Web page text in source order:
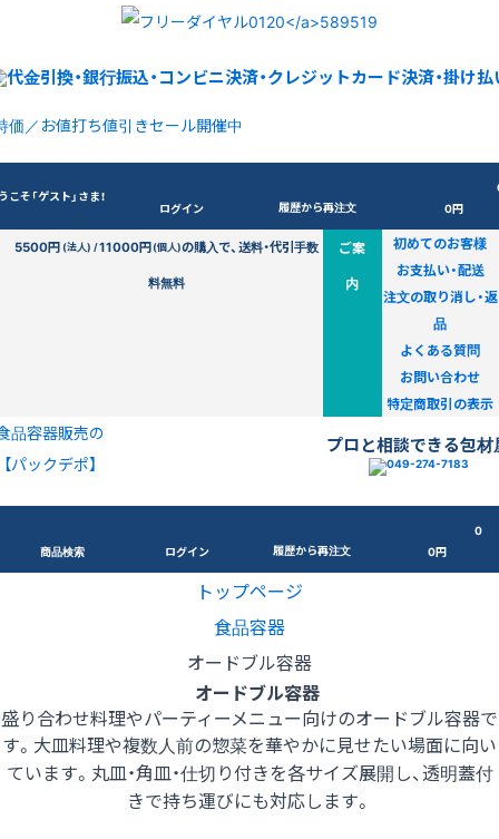
価／お値打ち値引きセール開催中
こそ「ゲスト」さま！
ログイン 履歴から再注文
0円
5500円(法人) /11000円(個人)の購入で、送料・代引手数
料無料
ご案
内
初めてのお客様
お支払い・配送
注文の取り消し・返
品
よくある質問
お問い合わせ
特定商取引の表示
品容器販売の
【パックデポ】
プロと相談できる包材
商品検索 ログイン 履歴から再注文
0
0円
トップページ
食品容器
オードブル容器
オードブル容器
盛り合わせ料理やパーティーメニュー向けのオードブル容器で
す。大皿料理や複数人前の惣菜を華やかに見せたい場面に向い
ています。丸皿・角皿・仕切り付きを各サイズ展開し、透明蓋付
きで持ち運びにも対応します。